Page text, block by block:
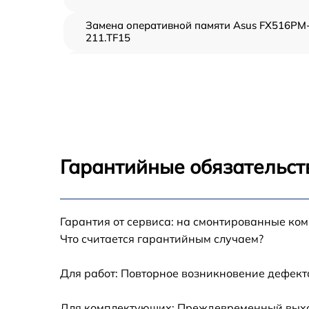
Замена оперативной памяти Asus
211.TF15
Замена экрана Asus FX516PM-211.TF15
Гарантийные
Гарантия от сервиса: на смонтированные
Что считается гарантийным случаем?
Для работ: Повторное возникновение